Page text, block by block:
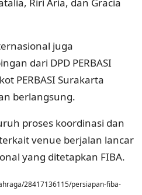
juga
dari DPD PERBASI
PERBASI Surakarta
berlangsung.
proses koordinasi dan
venue berjalan lancar
yang ditetapkan FIBA.
28417136115/persiapan-fiba-